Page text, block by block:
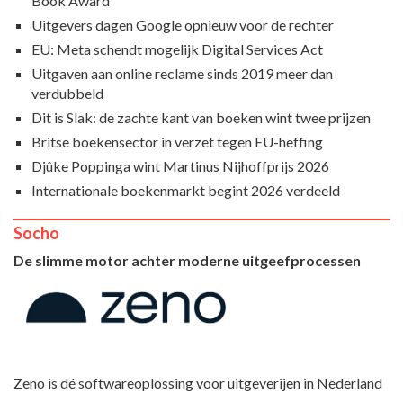
Uitgevers dagen Google opnieuw voor de rechter
EU: Meta schendt mogelijk Digital Services Act
Uitgaven aan online reclame sinds 2019 meer dan
verdubbeld
Dit is Slak: de zachte kant van boeken wint twee prijzen
Britse boekensector in verzet tegen EU-heffing
Djûke Poppinga wint Martinus Nijhoffprijs 2026
Internationale boekenmarkt begint 2026 verdeeld
Socho
De slimme motor achter moderne uitgeefprocessen
Zeno is dé softwareoplossing voor uitgeverijen in Nederland